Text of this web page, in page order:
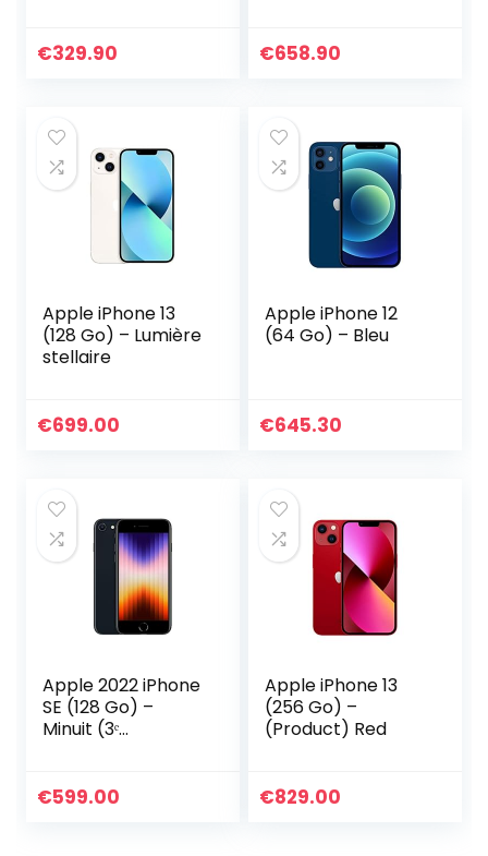
€329.90
50 Mpx et objectif
€658.90
Apple iPhone 13
(128 Go) – Lumière
stellaire
€699.00
Apple iPhone 12
(64 Go) – Bleu
€645.30
Apple 2022 iPhone
SE (128 Go) –
Minuit (3ᵉ
€599.00
Apple iPhone 13
(256 Go) –
(Product) Red
€829.00